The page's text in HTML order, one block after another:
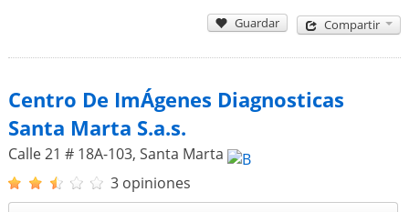
Guardar Compartir
Centro De ImÁgenes Diagnosticas
Santa Marta S.a.s.
Calle 21 # 18A-103, Santa Marta
3 opiniones